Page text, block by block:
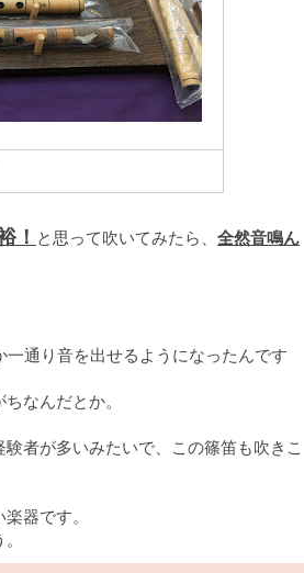
！ と思って吹いてみたら、 全然音鳴ん
通り音を出せるようになったんです
なんだとか。
者が多いみたいで、この篠笛も吹きこ
器です。